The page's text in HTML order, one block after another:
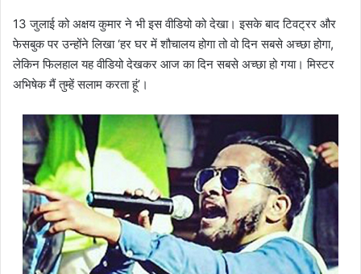
13 जुलाई को अक्षय कुमार ने भी इस वीडियो को देखा। इसके बाद टिवट्रर और
फेसबुक पर उन्होंने लिखा ‘हर घर में शौचालय होगा तो वो दिन सबसे अच्छा होगा,
लेकिन फिलहाल यह वीडियो देखकर आज का दिन सबसे अच्छा हो गया। मिस्टर
अभिषेक मैं तुम्हें सलाम करता हूं’।